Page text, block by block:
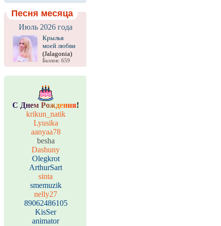
Песня месяца
Июль 2026 года
Крылья
моей любви
(Jalagonia)
Баллов: 659
С Днем Рождения!
krikun_natik
Lyusika
aanyaa78
besha
Dashuny
Olegkrot
ArthurSart
sinta
smemuzik
nelly27
89062486105
KisSer
animator